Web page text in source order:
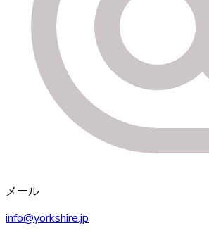
メール
info@yorkshire.jp